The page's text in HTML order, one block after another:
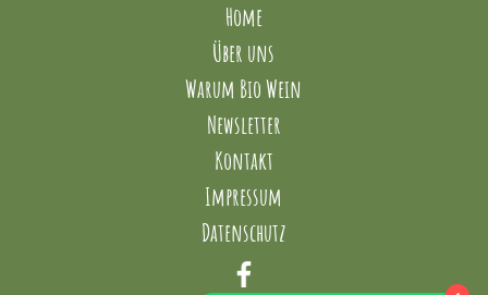
Home
Über uns
Warum Bio Wein
Newsletter
Kontakt
Impressum
Datenschutz